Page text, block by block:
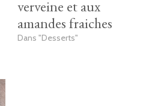
verveine et aux
amandes fraiches
Dans "Desserts"